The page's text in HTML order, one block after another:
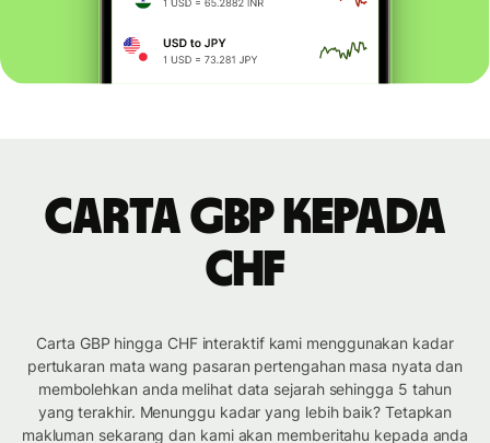
Carta GBP kepada
CHF
Carta GBP hingga CHF interaktif kami menggunakan kadar
pertukaran mata wang pasaran pertengahan masa nyata dan
membolehkan anda melihat data sejarah sehingga 5 tahun
yang terakhir. Menunggu kadar yang lebih baik? Tetapkan
makluman sekarang dan kami akan memberitahu kepada anda